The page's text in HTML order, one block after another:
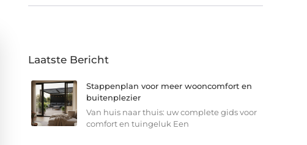
Laatste Bericht
Stappenplan voor meer wooncomfort en
buitenplezier
Van huis naar thuis: uw complete gids voor
comfort en tuingeluk Een